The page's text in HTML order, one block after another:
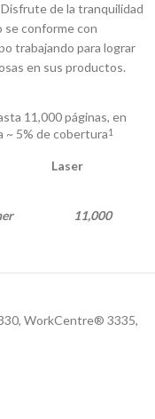
de la tranquilidad
se conforme con
trabajando para lograr
en sus productos.
11,000 páginas, en
~ 5% de cobertura1
Laser
11,000
WorkCentre® 3335,